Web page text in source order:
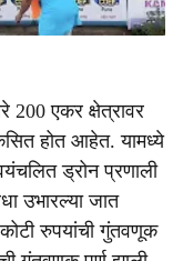
200 एकर क्षेत्रावर
होत आहेत. यामध्ये
ड्रोन प्रणाली
उभारल्या जात
रुपयांची गुंतवणूक